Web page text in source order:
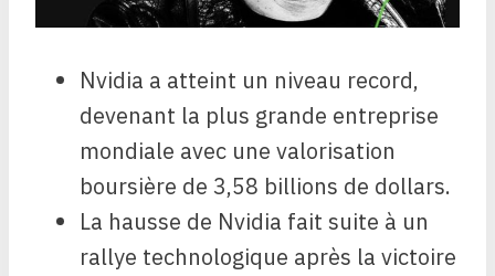
Nvidia a atteint un niveau record,
devenant la plus grande entreprise
mondiale avec une valorisation
boursière de 3,58 billions de dollars.
La hausse de Nvidia fait suite à un
rallye technologique après la victoire